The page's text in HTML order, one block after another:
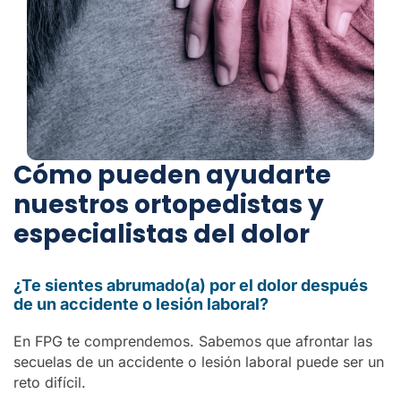
Cómo pueden ayudarte
nuestros ortopedistas y
especialistas del dolor
¿Te sientes abrumado(a) por el dolor después
de un accidente o lesión laboral?
En FPG te comprendemos. Sabemos que afrontar las
secuelas de un accidente o lesión laboral puede ser un
reto difícil.